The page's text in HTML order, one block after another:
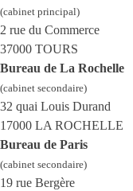
(cabinet principal)
2 rue du Commerce
37000 TOURS
Bureau de La Rochelle
(cabinet secondaire)
32 quai Louis Durand
17000 LA ROCHELLE
Bureau de Paris
(cabinet secondaire)
19 rue Bergère